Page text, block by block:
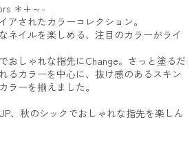
＊+～-
アされたカラーコレクション。
ネイルを楽しめる、注目のカラーがライ
おしゃれな指先にChange。さっと塗るだ
るカラーを中心に、抜け感のあるスキン
ラーを揃えました。
、秋のシックでおしゃれな指先を楽しん